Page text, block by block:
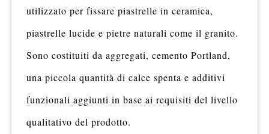
utilizzato per fissare piastrelle in ceramica,
piastrelle lucide e pietre naturali come il granito.
Sono costituiti da aggregati, cemento Portland,
una piccola quantità di calce spenta e additivi
funzionali aggiunti in base ai requisiti del livello
qualitativo del prodotto.